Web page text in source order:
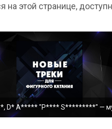
на этой странице,